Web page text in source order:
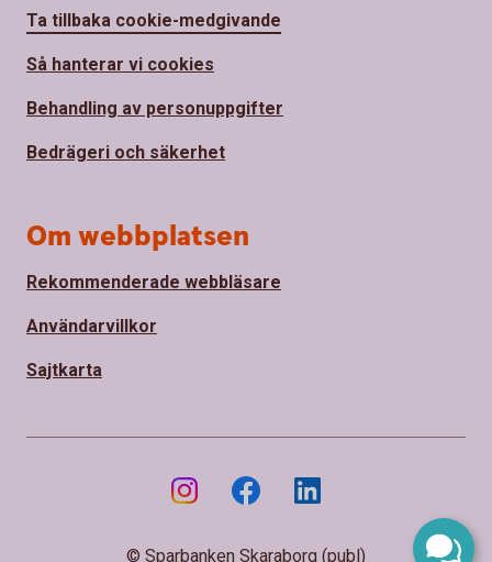
Ta tillbaka cookie-medgivande
Så hanterar vi cookies
Behandling av personuppgifter
Bedrägeri och säkerhet
Om webbplatsen
Rekommenderade webbläsare
Användarvillkor
Sajtkarta
© Sparbanken Skaraborg (publ)